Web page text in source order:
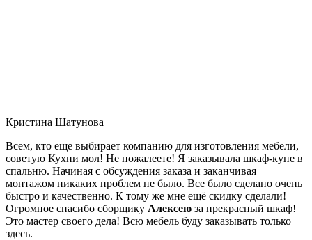
Кристина Шатунова
Всем, кто еще выбирает компанию для изготовления мебели,
советую Кухни мол! Не пожалеете! Я заказывала шкаф-купе в
спальню. Начиная с обсуждения заказа и заканчивая
монтажом никаких проблем не было. Все было сделано очень
быстро и качественно. К тому же мне ещё скидку сделали!
Огромное спасибо сборщику Алексею за прекрасный шкаф!
Это мастер своего дела! Всю мебель буду заказывать только
здесь.